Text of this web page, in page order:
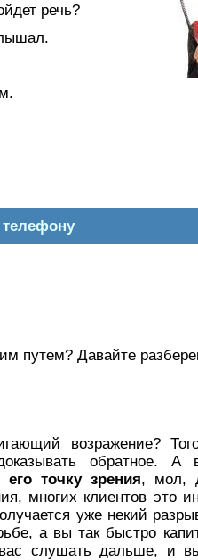
речь?
путем? Давайте
возражение?
обратное.
его точку зрения, мол,
многих клиентов это
уже некий
а вы так быстро
вас слушать дальше, и